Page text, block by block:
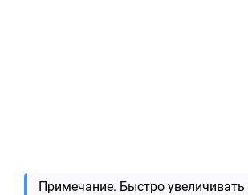
Примечание. Быстро